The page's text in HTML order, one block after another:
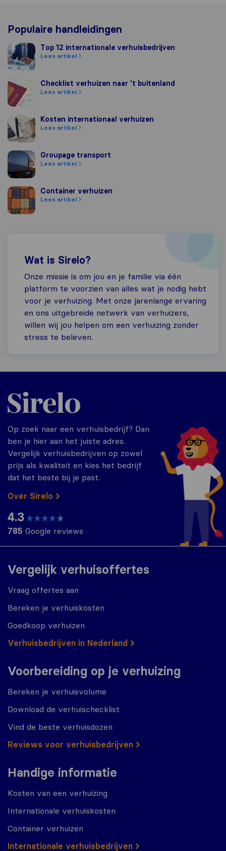
Populaire handleidingen
Top 12 internationale verhuisbedrijven
Top 12 internationale verhuisbedrijven
Lees artikel
Checklist verhuizen naar 't buitenland
Checklist verhuizen naar 't buitenland
Lees artikel
Kosten internationaal verhuizen
Kosten internationaal verhuizen
Lees artikel
Groupage transport
Groupage transport
Lees artikel
Container verhuizen
Container verhuizen
Lees artikel
Wat is Sirelo?
Onze missie is om jou en je familie via één
platform te voorzien van alles wat je nodig hebt
voor je verhuizing. Met onze jarenlange ervaring
en ons uitgebreide netwerk van verhuizers,
willen wij jou helpen om een verhuizing zonder
stress te beleven.
Vergelijk verhuisoffertes
Vraag offertes aan
Bereken je verhuiskosten
Goedkoop verhuizen
Verhuisbedrijven in Nederland
Voorbereiding op je verhuizing
Bereken je verhuisvolume
Download de verhuischecklist
Vind de beste verhuisdozen
Reviews voor verhuisbedrijven
Handige informatie
Kosten van een verhuizing
Internationale verhuiskosten
Container verhuizen
Internationale verhuisbedrijven
Sirelo.nl
Op zoek naar een verhuisbedrijf? Dan
ben je hier aan het juiste adres.
Vergelijk verhuisbedrijven op zowel
prijs als kwaliteit en kies het bedrijf
dat het beste bij je past.
Over Sirelo
4.3
785 Google reviews